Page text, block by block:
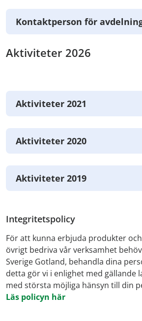
Kontaktperson för
Aktiviteter 2026
Aktiviteter 2021
Aktiviteter 2020
Aktiviteter 2019
Integritetspolicy
För att kunna erbjuda produkter
övrigt bedriva vår verksamhet
Sverige Gotland, behandla dina
detta gör vi i enlighet med gällande
med största möjliga hänsyn till din
Läs policyn här